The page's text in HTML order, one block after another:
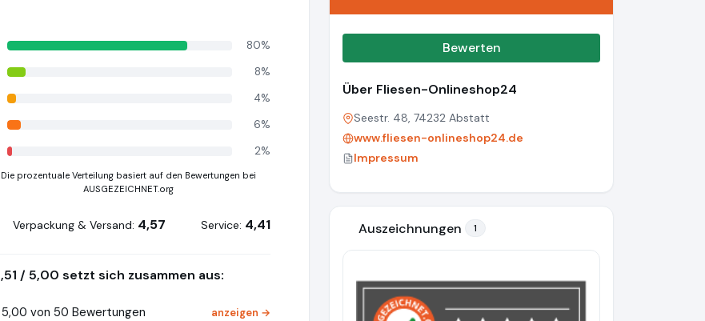
80%
8%
4%
6%
2%
Die prozentuale Verteilung basiert auf den Bewertungen bei
AUSGEZEICHNET.org
Verpackung & Versand: 4,57 Service: 4,41
/ 5,00 setzt sich zusammen aus:
von 50 Bewertungen anzeigen →
Bewerten
Über Fliesen-Onlineshop24
Seestr. 48, 74232 Abstatt
www.fliesen-onlineshop24.de
Impressum
Auszeichnungen 1